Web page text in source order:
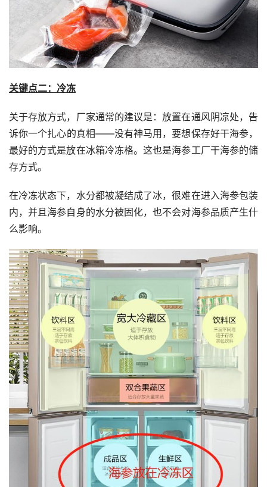
关键点二：冷冻
关于存放方式，厂家通常的建议是：放置在通风阴凉处，告
诉你一个扎心的真相——没有神马用，要想保存好干海参，
最好的方式是放在冰箱冷冻格。这也是海参工厂干海参的储
存方式。
在冷冻状态下，水分都被凝结成了冰，很难在进入海参包装
内，并且海参自身的水分被固化，也不会对海参品质产生什
么影响。